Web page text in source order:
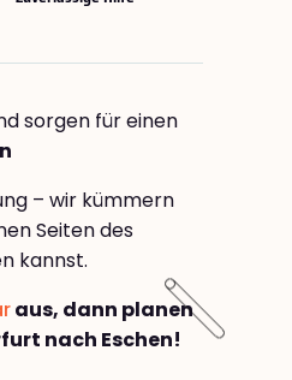
sorgen für einen
– wir kümmern
Seiten des
kannst.
aus, dann planen
nach Eschen!